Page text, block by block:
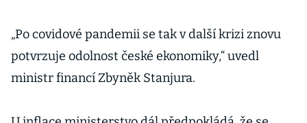
„Po covidové pandemii se tak v další krizi znovu
potvrzuje odolnost české ekonomiky,“ uvedl
ministr financí Zbyněk Stanjura.